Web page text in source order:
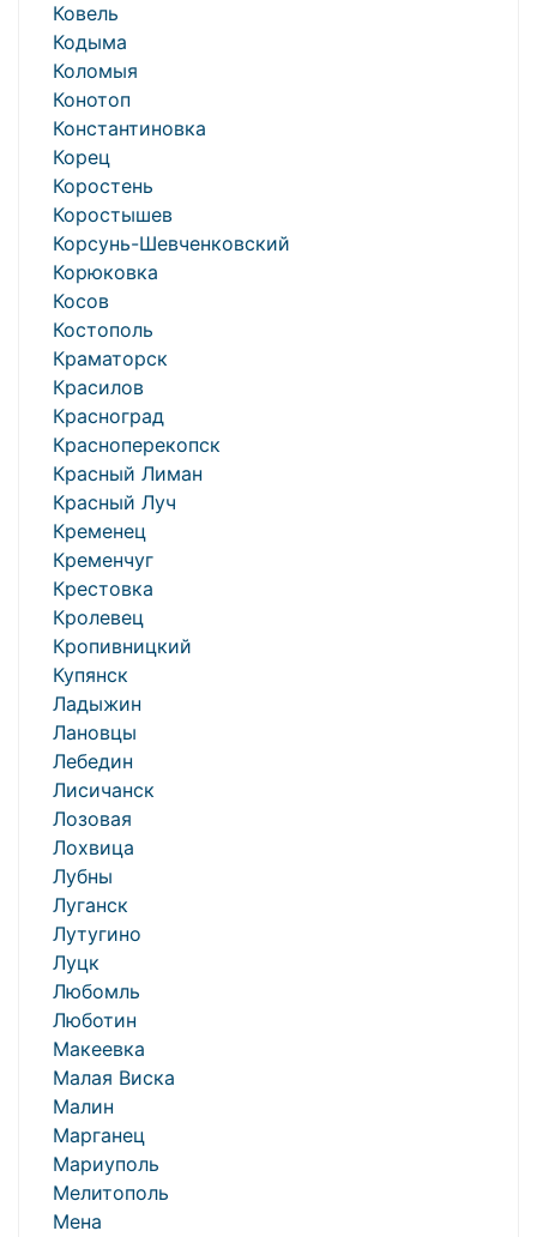
Ковель
Кодыма
Коломыя
Конотоп
Константиновка
Корец
Коростень
Коростышев
Корсунь-Шевченковский
Корюковка
Косов
Костополь
Краматорск
Красилов
Красноград
Красноперекопск
Красный Лиман
Красный Луч
Кременец
Кременчуг
Крестовка
Кролевец
Кропивницкий
Купянск
Ладыжин
Лановцы
Лебедин
Лисичанск
Лозовая
Лохвица
Лубны
Луганск
Лутугино
Луцк
Любомль
Люботин
Макеевка
Малая Виска
Малин
Марганец
Мариуполь
Мелитополь
Мена